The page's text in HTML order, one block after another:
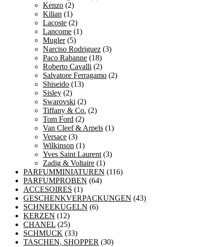
Kenzo (2)
Kilian (1)
Lacoste (2)
Lancome (1)
Mugler (5)
Narciso Rodriguez (3)
Paco Rabanne (18)
Roberto Cavalli (2)
Salvatore Ferragamo (2)
Shiseido (13)
Sisley (2)
Swarovski (2)
Tiffany & Co. (2)
Tom Ford (2)
Van Cleef & Arpels (1)
Versace (3)
Wilkinson (1)
Yves Saint Laurent (3)
Zadig & Voltaire (1)
PARFUMMINIATUREN (116)
PARFUMPROBEN (64)
ACCESOIRES (1)
GESCHENKVERPACKUNGEN (43)
SCHNEEKUGELN (6)
KERZEN (12)
CHANEL (25)
SCHMUCK (33)
TASCHEN, SHOPPER (30)